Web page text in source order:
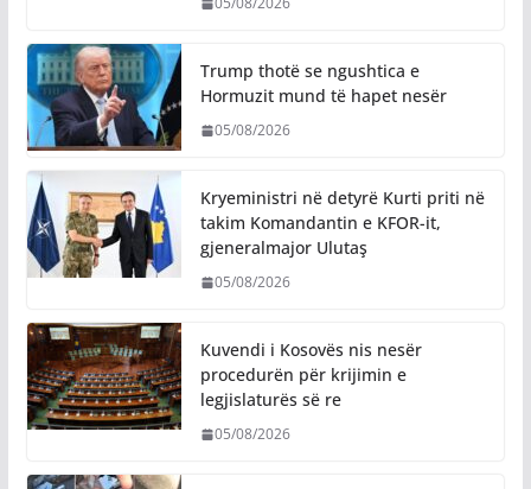
Trump thotë se ngushtica e
Hormuzit mund të hapet nesër
05/08/2026
Kryeministri në detyrë Kurti priti në
takim Komandantin e KFOR-it,
gjeneralmajor Ulutaş
05/08/2026
Kuvendi i Kosovës nis nesër
procedurën për krijimin e
legjislaturës së re
05/08/2026